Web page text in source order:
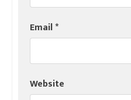
Email*
Website